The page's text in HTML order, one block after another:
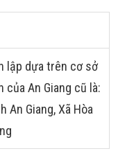
lập dựa trên cơ sở
An Giang cũ là:
An Giang, Xã Hòa